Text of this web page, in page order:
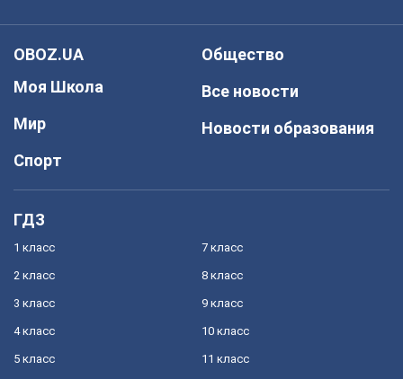
OBOZ.UA
Моя Школа
Мир
Спорт
Общество
Все новости
Новости образования
ГДЗ
1 класс
2 класс
3 класс
4 класс
5 класс
7 класс
8 класс
9 класс
10 класс
11 класс